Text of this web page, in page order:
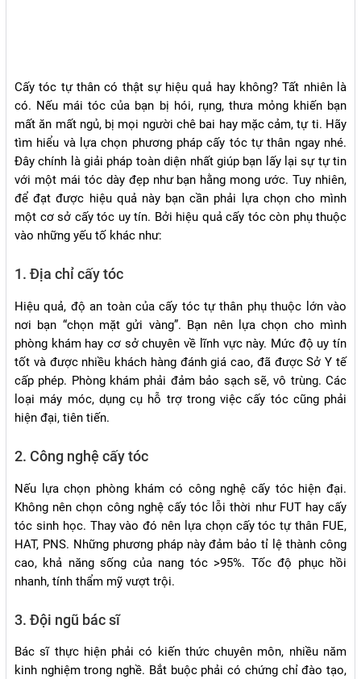
Cấy tóc tự thân có thật sự hiệu quả hay không? Tất nhiên là
có. Nếu mái tóc của bạn bị hói, rụng, thưa mỏng khiến bạn
mất ăn mất ngủ, bị mọi người chê bai hay mặc cảm, tự ti. Hãy
tìm hiểu và lựa chọn phương pháp cấy tóc tự thân ngay nhé.
Đây chính là giải pháp toàn diện nhất giúp bạn lấy lại sự tự tin
với một mái tóc dày đẹp như bạn hằng mong ước. Tuy nhiên,
để đạt được hiệu quả này bạn cần phải lựa chọn cho mình
một cơ sở cấy tóc uy tín. Bởi hiệu quả cấy tóc còn phụ thuộc
vào những yếu tố khác như:
1. Địa chỉ cấy tóc
Hiệu quả, độ an toàn của cấy tóc tự thân phụ thuộc lớn vào
nơi bạn “chọn mặt gửi vàng”. Bạn nên lựa chọn cho mình
phòng khám hay cơ sở chuyên về lĩnh vực này. Mức độ uy tín
tốt và được nhiều khách hàng đánh giá cao, đã được Sở Y tế
cấp phép. Phòng khám phải đảm bảo sạch sẽ, vô trùng. Các
loại máy móc, dụng cụ hỗ trợ trong việc cấy tóc cũng phải
hiện đại, tiên tiến.
2. Công nghệ cấy tóc
Nếu lựa chọn phòng khám có công nghệ cấy tóc hiện đại.
Không nên chọn công nghệ cấy tóc lỗi thời như FUT hay cấy
tóc sinh học. Thay vào đó nên lựa chọn cấy tóc tự thân FUE,
HAT, PNS. Những phương pháp này đảm bảo tỉ lệ thành công
cao, khả năng sống của nang tóc >95%. Tốc độ phục hồi
nhanh, tính thẩm mỹ vượt trội.
3. Đội ngũ bác sĩ
Bác sĩ thực hiện phải có kiến thức chuyên môn, nhiều năm
kinh nghiệm trong nghề. Bắt buộc phải có chứng chỉ đào tạo,